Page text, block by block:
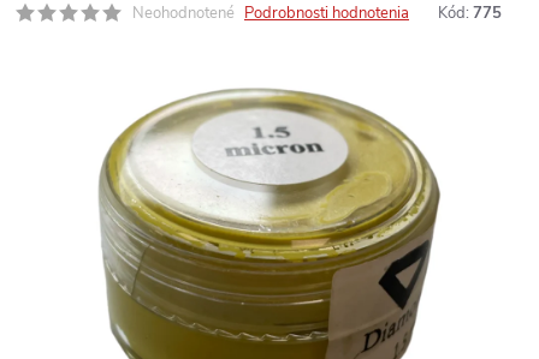
Neohodnotené Podrobnosti hodnotenia Kód: 775